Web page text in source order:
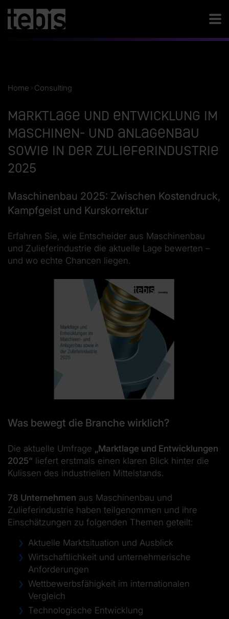
Home Consulting
Marktlage und Entwicklung im
Maschinen- und Anlagenbau
sowie in der Zulieferindustrie
2025
Maschinenbau 2025: Zwischen Kostendruck,
Kampfgeist und Kurskorrektur
Erfahren Sie, wie Entscheider aus Maschinenbau
und Zulieferindustrie die aktuelle Lage bewerten –
und wo echte Chancen liegen.
Was bewegt die Branche wirklich?
Die aktuelle Umfrage „Marktlage und Entwicklungen
2025“ liefert erstmals einen klaren Blick hinter die
Kulissen des industriellen Mittelstands.
78 Unternehmen aus Maschinenbau und
Zulieferindustrie haben teilgenommen und ihre
Einschätzungen zu folgenden Themen geteilt:
Aktuelle Marktsituation und Ausblick
Wirtschaftlichkeit und unternehmerische
Anforderungen
Wettbewerbsfähigkeit im internationalen
Vergleich
Technologische Entwicklung